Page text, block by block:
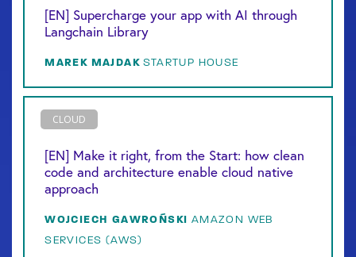
[EN] Supercharge your app with AI through
Langchain Library
MAREK MAJDAK STARTUP HOUSE
CLOUD
[EN] Make it right, from the Start: how clean
code and architecture enable cloud native
approach
WOJCIECH GAWROŃSKI AMAZON WEB
SERVICES (AWS)